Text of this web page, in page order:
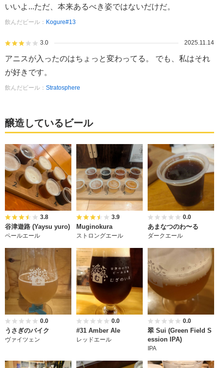
いいよ...ただ、本来あるべき姿ではないだけだ。
飲んだビール： Kogure#13
3.0 2025.11.14
アニスが入ったのはちょっと変わってる。 でも、私はそれ
が好きです。
飲んだビール： Stratosphere
醸造しているビール
3.8
谷津遊路 (Yaysu yuro)
ペールエール
3.9
Muginokura
ストロングエール
0.0
あまなつのわ〜る
ダークエール
0.0
うさぎのバイク
ヴァイツェン
0.0
#31 Amber Ale
レッドエール
0.0
翠 Sui (Green Field S
ession IPA)
IPA